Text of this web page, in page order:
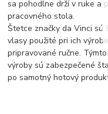
sa pohodlne drží v ruke a
pracovného stola.
Štetce značky da Vinci sú
vlasy použité pri ich
pripravované ručne.
výroby sú zabezpečené
po samotný hotový